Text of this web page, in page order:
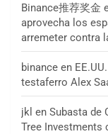
Binance推荐奖金
aprovecha los
arremeter contra
binance en
testaferro Alex
jkl en Subasta de
Tree Investments